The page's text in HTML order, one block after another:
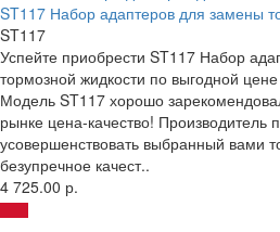
ST117 Набор адаптеров для замены
ST117
Успейте приобрести ST117 Набор
тормозной жидкости по выгодной
Модель ST117 хорошо
рынке цена-качество! Производитель
усовершенствовать выбранный вами
безупречное качест..
4 725.00 р.